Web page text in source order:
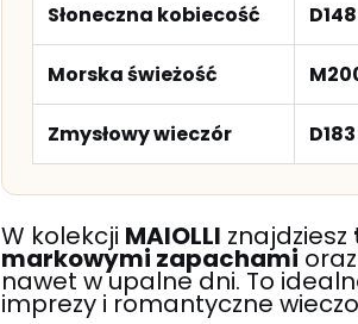
Słoneczna kobiecość D148
Morska świeżość
Zmysłowy wieczór
W kolekcji MAIOLLI znajdziesz
markowymi zapachami
nawet w upalne dni. To
imprezy i romantyczne